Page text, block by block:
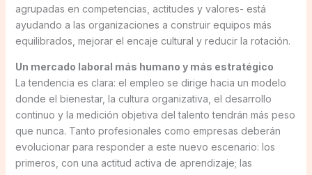
agrupadas en competencias, actitudes y valores- está
ayudando a las organizaciones a construir equipos más
equilibrados, mejorar el encaje cultural y reducir la rotación.
Un mercado laboral más humano y más estratégico
La tendencia es clara: el empleo se dirige hacia un modelo
donde el bienestar, la cultura organizativa, el desarrollo
continuo y la medición objetiva del talento tendrán más peso
que nunca. Tanto profesionales como empresas deberán
evolucionar para responder a este nuevo escenario: los
primeros, con una actitud activa de aprendizaje; las